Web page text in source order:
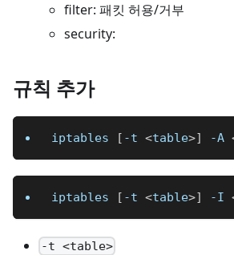
filter: 패킷 허용/거부
security:
규칙 추가
iptables [ -t <table>] -A
iptables [ -t <table>] -I
-t <table>